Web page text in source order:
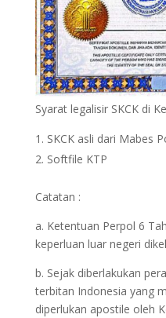
Syarat legalisir SKCK di
SKCK asli dari Mabes
Softfile KTP
Catatan :
a. Ketentuan Perpol 6
keperluan luar negeri
b. Sejak diberlakukan
terbitan Indonesia yang
diperlukan apostile oleh